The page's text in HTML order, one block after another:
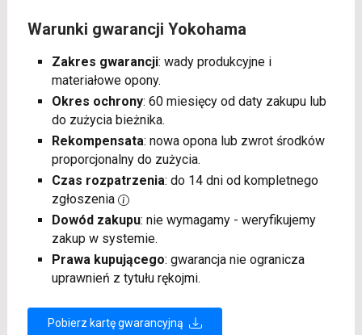
Warunki gwarancji Yokohama
Zakres gwarancji: wady produkcyjne i
materiałowe opony.
Okres ochrony: 60 miesięcy od daty zakupu lub
do zużycia bieżnika.
Rekompensata: nowa opona lub zwrot środków
proporcjonalny do zużycia.
Czas rozpatrzenia: do 14 dni od kompletnego
zgłoszenia
Dowód zakupu: nie wymagamy - weryfikujemy
zakup w systemie.
Prawa kupującego: gwarancja nie ogranicza
uprawnień z tytułu rękojmi.
Pobierz kartę gwarancyjną